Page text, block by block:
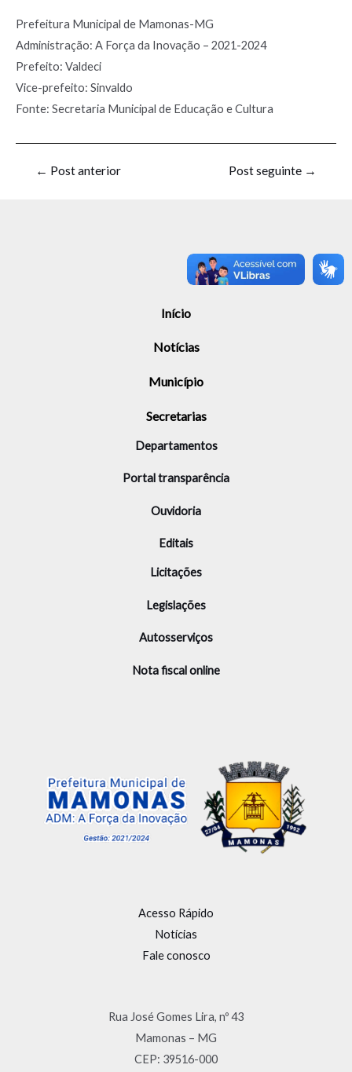
Prefeitura Municipal de Mamonas-MG
Administração: A Força da Inovação – 2021-2024
Prefeito: Valdeci
Vice-prefeito: Sinvaldo
Fonte: Secretaria Municipal de Educação e Cultura
← Post anterior Post seguinte →
Início
Notícias
Município
Secretarias
Departamentos
Portal transparência
Ouvidoria
Editais
Licitações
Legislações
Autosserviços
Nota fiscal online
Acesso Rápido
Notícias
Fale conosco
Rua José Gomes Lira, nº 43
Mamonas – MG
CEP: 39516-000